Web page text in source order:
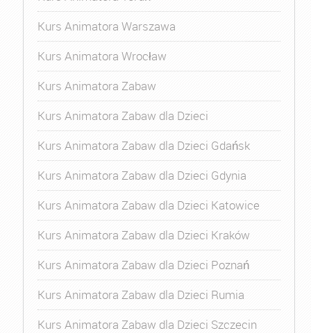
Kurs Animatora Warszawa
Kurs Animatora Wrocław
Kurs Animatora Zabaw
Kurs Animatora Zabaw dla Dzieci
Kurs Animatora Zabaw dla Dzieci Gdańsk
Kurs Animatora Zabaw dla Dzieci Gdynia
Kurs Animatora Zabaw dla Dzieci Katowice
Kurs Animatora Zabaw dla Dzieci Kraków
Kurs Animatora Zabaw dla Dzieci Poznań
Kurs Animatora Zabaw dla Dzieci Rumia
Kurs Animatora Zabaw dla Dzieci Szczecin